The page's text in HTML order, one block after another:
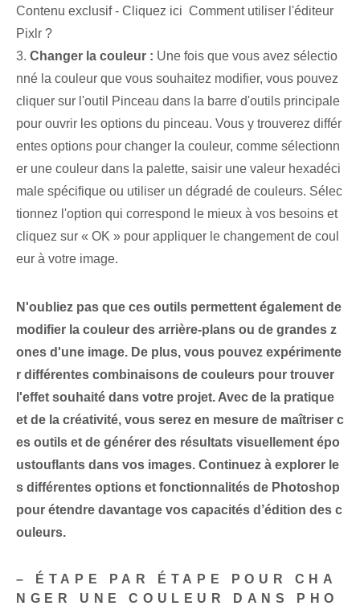
Contenu exclusif - Cliquez ici Comment utiliser l'éditeur
Pixlr ?
3. Changer la couleur : Une fois que vous avez sélectio
nné la couleur que vous souhaitez modifier, vous pouvez
cliquer sur l'outil Pinceau dans la barre d'outils principale
pour ouvrir les options du pinceau. Vous y trouverez différ
entes options pour changer la couleur, comme sélectionn
er une couleur dans la palette, saisir une valeur hexadéci
male spécifique ou utiliser un dégradé de couleurs. Sélec
tionnez l'option qui correspond le mieux à vos besoins et
cliquez sur « OK » pour appliquer le changement de coul
eur à votre image.
N'oubliez pas que ces outils permettent également de
modifier la couleur des arrière-plans ou de grandes z
ones d'une image. De plus, vous pouvez expérimente
r différentes combinaisons de couleurs pour trouver
l'effet souhaité dans votre projet. Avec de la pratique
et de la créativité, vous serez en mesure de maîtriser c
es outils et de générer des résultats visuellement épo
ustouflants dans vos images. Continuez à explorer le
s différentes options et fonctionnalités de Photoshop
pour étendre davantage vos capacités d’édition des c
ouleurs.
– ÉTAPE PAR ÉTAPE POUR CHA
NGER UNE COULEUR DANS PHO